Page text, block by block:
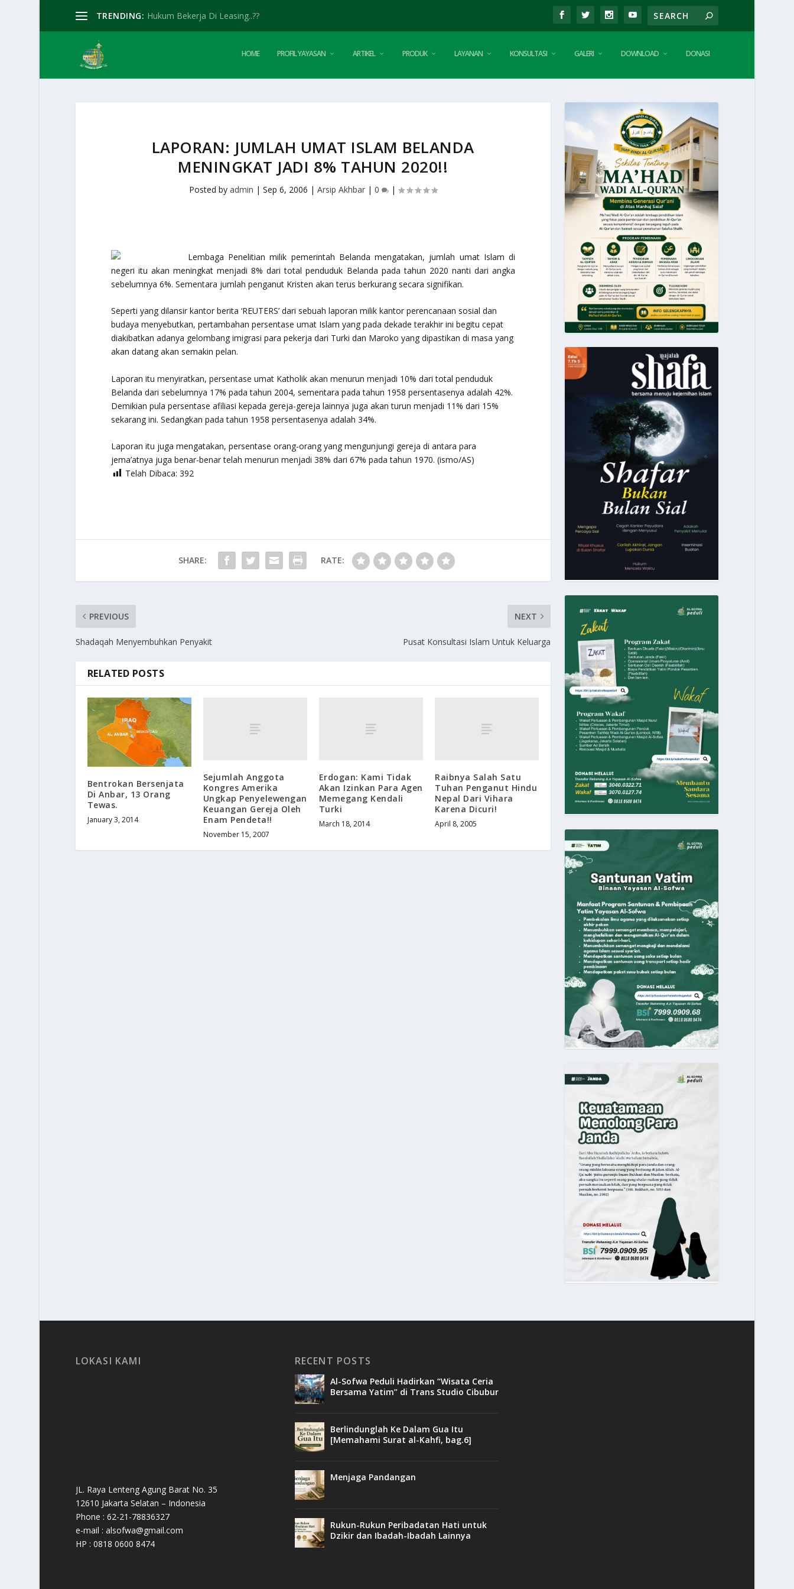
TRENDING: Hukum Bekerja Di Leasing..??
HOME PROFIL YAYASAN ARTIKEL PRODUK LAYANAN KONSULTASI GALERI DOWNLOAD DONASI
LAPORAN: JUMLAH UMAT ISLAM BELANDA
MENINGKAT JADI 8% TAHUN 2020!!
Posted by admin | Sep 6, 2006 | Arsip Akhbar| 0 |
Lembaga Penelitian milik pemerintah Belanda mengatakan, jumlah umat Islam di
negeri itu akan meningkat menjadi 8% dari total penduduk Belanda pada tahun 2020 nanti dari angka
sebelumnya 6%. Sementara jumlah penganut Kristen akan terus berkurang secara signifikan.
Seperti yang dilansir kantor berita ‘REUTERS’ dari sebuah laporan milik kantor perencanaan sosial dan
budaya menyebutkan, pertambahan persentase umat Islam yang pada dekade terakhir ini begitu cepat
diakibatkan adanya gelombang imigrasi para pekerja dari Turki dan Maroko yang dipastikan di masa yang
akan datang akan semakin pelan.
Laporan itu menyiratkan, persentase umat Katholik akan menurun menjadi 10% dari total penduduk
Belanda dari sebelumnya 17% pada tahun 2004, sementara pada tahun 1958 persentasenya adalah 42%.
Demikian pula persentase afiliasi kepada gereja-gereja lainnya juga akan turun menjadi 11% dari 15%
sekarang ini. Sedangkan pada tahun 1958 persentasenya adalah 34%.
Laporan itu juga mengatakan, persentase orang-orang yang mengunjungi gereja di antara para
jema’atnya juga benar-benar telah menurun menjadi 38% dari 67% pada tahun 1970. (ismo/AS)
Telah Dibaca: 392
SHARE: RATE:
PREVIOUS
Shadaqah Menyembuhkan Penyakit
NEXT
Pusat Konsultasi Islam Untuk Keluarga
RELATED POSTS
Bentrokan Bersenjata
Di Anbar, 13 Orang
Tewas.
January 3, 2014
Sejumlah Anggota
Kongres Amerika
Ungkap Penyelewengan
Keuangan Gereja Oleh
Enam Pendeta!!
November 15, 2007
Erdogan: Kami Tidak
Akan Izinkan Para Agen
Memegang Kendali
Turki
March 18, 2014
Raibnya Salah Satu
Tuhan Penganut Hindu
Nepal Dari Vihara
Karena Dicuri!
April 8, 2005
LOKASI KAMI
JL. Raya Lenteng Agung Barat No. 35
12610 Jakarta Selatan – Indonesia
Phone : 62-21-78836327
e-mail : alsofwa@gmail.com
HP : 0818 0600 8474
RECENT POSTS
Al-Sofwa Peduli Hadirkan “Wisata Ceria
Bersama Yatim” di Trans Studio Cibubur
Berlindunglah Ke Dalam Gua Itu
[Memahami Surat al-Kahfi, bag.6]
Menjaga Pandangan
Rukun-Rukun Peribadatan Hati untuk
Dzikir dan Ibadah-Ibadah Lainnya